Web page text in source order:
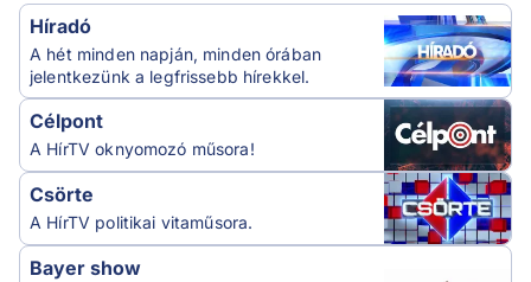
Híradó
A hét minden napján, minden órában
jelentkezünk a legfrissebb hírekkel.
Célpont
A HírTV oknyomozó műsora!
Csörte
A HírTV politikai vitaműsora.
Bayer show